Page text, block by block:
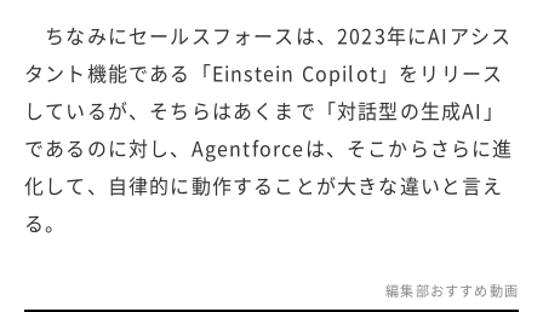
ちなみにセールスフォースは、2023年にAIアシス
タント機能である「Einstein Copilot」をリリース
しているが、そちらはあくまで「対話型の生成AI」
であるのに対し、Agentforceは、そこからさらに進
化して、自律的に動作することが大きな違いと言え
る。
編集部おすすめ動画